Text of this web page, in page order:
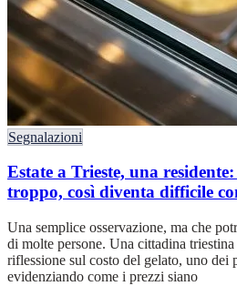
Segnalazioni
Estate a Trieste, una
troppo, così diventa difficile
Una semplice osservazione, ma che
di molte persone. Una cittadina
riflessione sul costo del gelato, uno dei
evidenziando come i prezzi siano